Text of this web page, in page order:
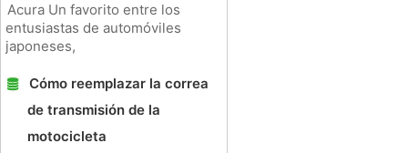
Acura Un favorito entre los
entusiastas de automóviles
japoneses,
Cómo reemplazar la correa
de transmisión de la
motocicleta